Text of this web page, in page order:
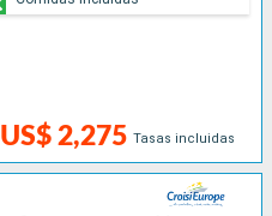
US$ 2,275 Tasas incluidas